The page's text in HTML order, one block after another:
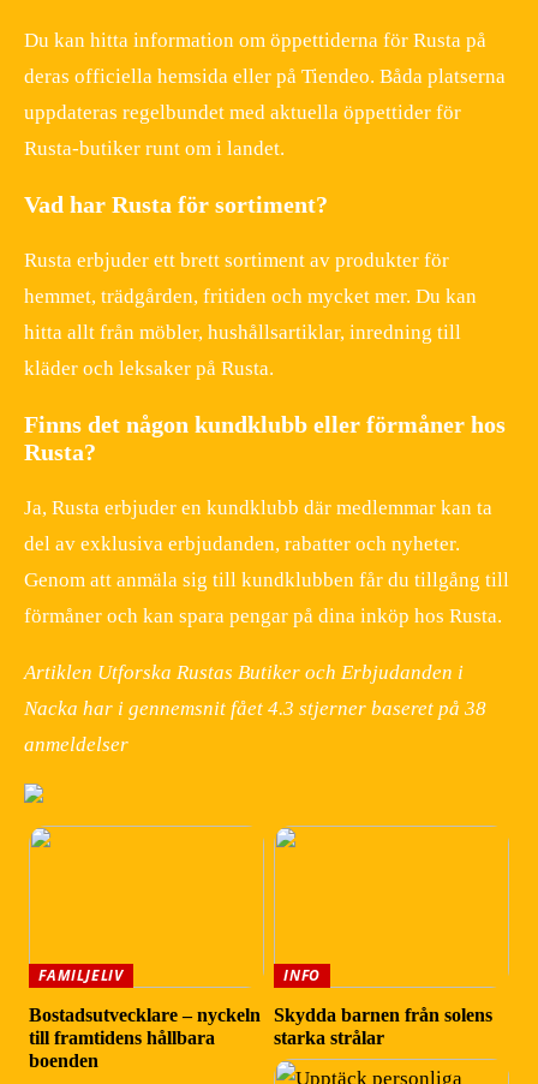
Du kan hitta information om öppettiderna för Rusta på
deras officiella hemsida eller på Tiendeo. Båda platserna
uppdateras regelbundet med aktuella öppettider för
Rusta-butiker runt om i landet.
Vad har Rusta för sortiment?
Rusta erbjuder ett brett sortiment av produkter för
hemmet, trädgården, fritiden och mycket mer. Du kan
hitta allt från möbler, hushållsartiklar, inredning till
kläder och leksaker på Rusta.
Finns det någon kundklubb eller förmåner hos
Rusta?
Ja, Rusta erbjuder en kundklubb där medlemmar kan ta
del av exklusiva erbjudanden, rabatter och nyheter.
Genom att anmäla sig till kundklubben får du tillgång till
förmåner och kan spara pengar på dina inköp hos Rusta.
Artiklen Utforska Rustas Butiker och Erbjudanden i
Nacka har i gennemsnit fået 4.3 stjerner baseret på 38
anmeldelser
FAMILJELIV
Bostadsutvecklare – nyckeln
till framtidens hållbara
boenden
INFO
Skydda barnen från solens
starka strålar